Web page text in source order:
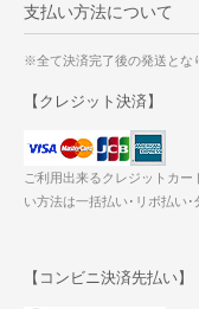
支払い方法について
※全て決済完了後の発送とな
【クレジット決済】
ご利用出来るクレジットカー
い方法は一括払い･リボ払い･
【コンビニ決済先払い】